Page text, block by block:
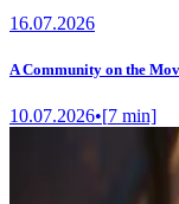
16.07.2026
A Community on the
10.07.2026•[7 min]